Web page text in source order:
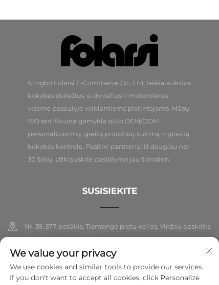
Ningbo Folarsi E-Commerce Co., Ltd. teikia aukštos
kokybės dviračius, e-dviračius ir motorolerus
visame pasaulyje veiklantiems platintojams. Mūsų
ISO sertifikuota gamykla siūlo OEM/ODM
personalizavimą, greitą prototipų kūrimą ir griežtą
kokybės kontrolę. Pasitiki partneriai iš daugiau nei
30 šalių. Užklauskite pasiūlymo jau šiandien.
SUSISIEKITE
Nr. 39, 577 posūkis, Tiantongo pietų kelias, Yinžou apskritis,
Ningbo miestas, Džėdžiangas
+86-18989326021
[email protected]
We value your privacy
We use cookies and similar tools to provide our services.
If you don't want to accept all cookies, click Personalize